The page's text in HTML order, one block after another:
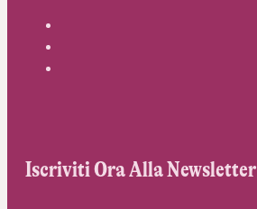
Iscriviti Ora Alla Newsletter